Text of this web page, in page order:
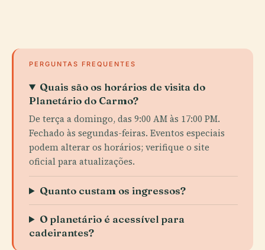
PERGUNTAS FREQUENTES
Quais são os horários de visita do
Planetário do Carmo?
De terça a domingo, das 9:00 AM às 17:00 PM.
Fechado às segundas-feiras. Eventos especiais
podem alterar os horários; verifique o site
oficial para atualizações.
Quanto custam os ingressos?
O planetário é acessível para
cadeirantes?